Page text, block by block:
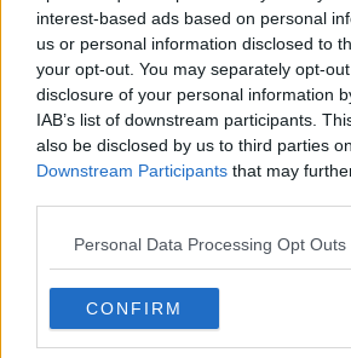
interest-based ads based on personal
us or personal information disclosed to
your opt-out. You may separately opt-
disclosure of your personal information
IAB’s list of downstream participants.
also be disclosed by us to third parties
Downstream Participants that may
Personal Data Processing Opt Outs
CONFIRM
​Mentre
Luana
​Ci vuole Fedez
​Cronaca di un vaccino annunciato
​Liberazione
Esternazioni
Vaxzevria
Nazionali
​Crapa pelada
​I soliti noti
​Vaccine Easing
No profit